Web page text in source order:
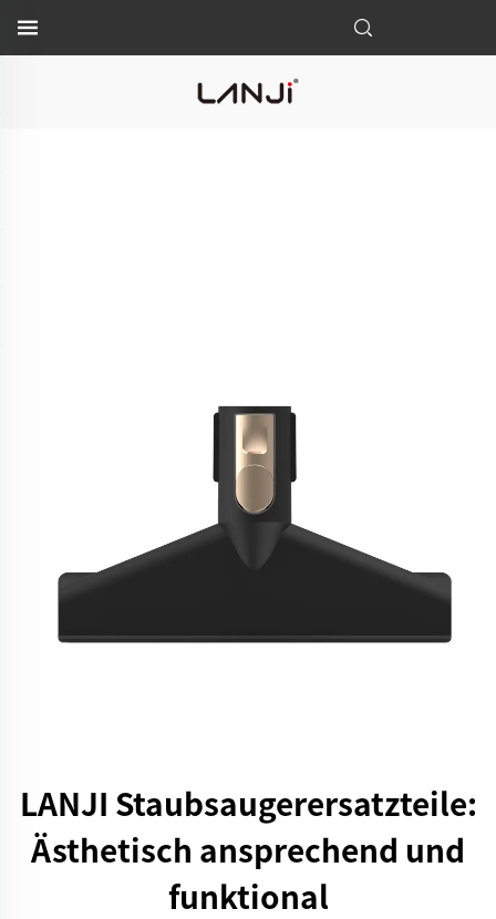
LANJI Staubsaugerersatzteile:
Ästhetisch ansprechend und
funktional